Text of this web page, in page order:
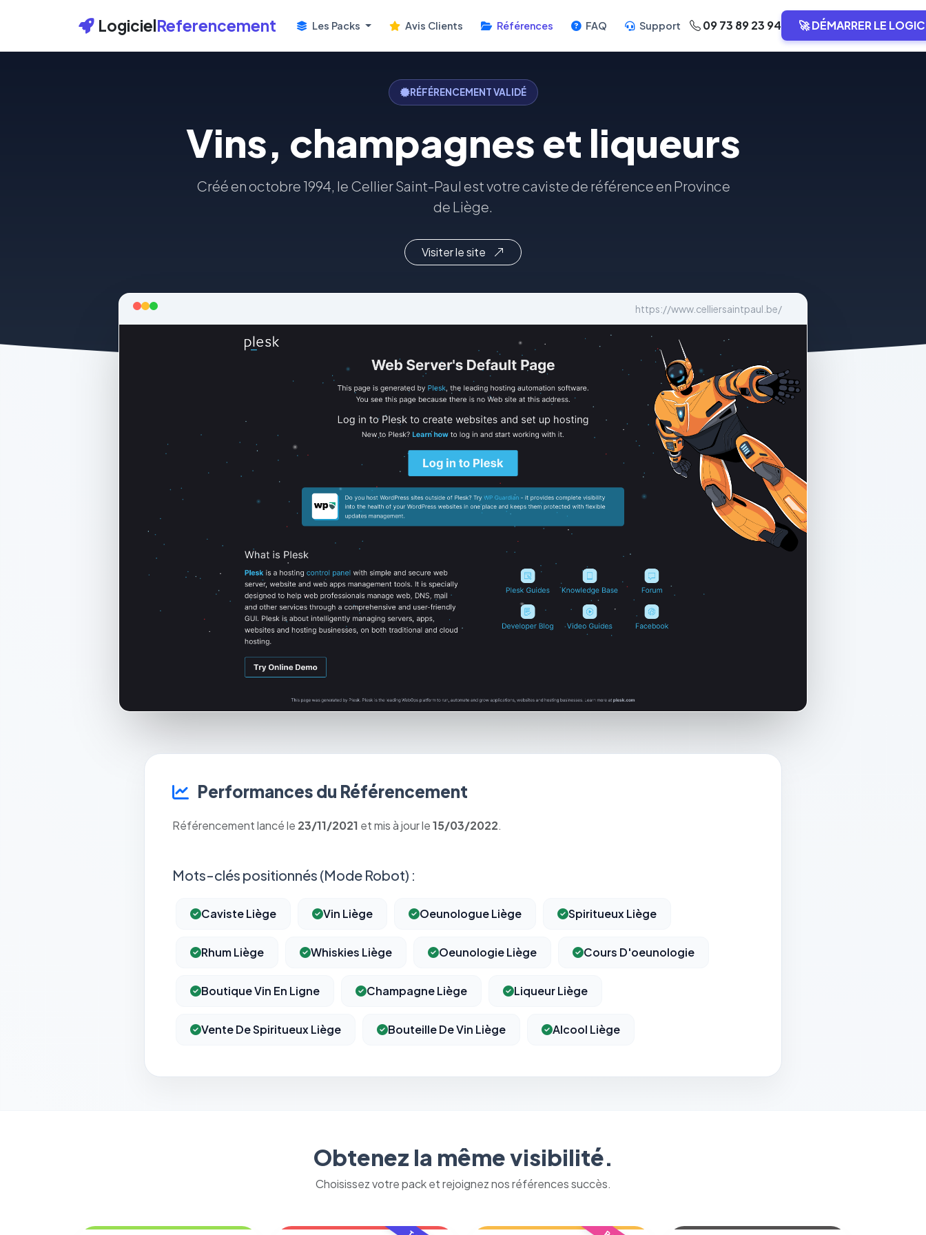
LogicielReferencement Les Packs Avis Clients Références FAQ Support 09 73 89 23 94 🚀 DÉMARRER LE
RÉFÉRENCEMENT VALIDÉ
Vins, champagnes et liqueurs
Créé en octobre 1994, le Cellier Saint-Paul est votre caviste de référence en Province
de Liège.
Visiter le site
https://www.celliersaintpaul.be/
Performances du Référencement
Référencement lancé le 23/11/2021 et mis à jour le15/03/2022.
Mots-clés positionnés (Mode Robot) :
Caviste Liège Vin Liège Oeunologue Liège Spiritueux Liège
Rhum Liège Whiskies Liège Oeunologie Liège Cours D'oeunologie
Boutique Vin En Ligne Champagne Liège Liqueur Liège
Vente De Spiritueux Liège Bouteille De Vin Liège Alcool Liège
Obtenez la même visibilité.
Choisissez votre pack et rejoignez nos références succès.
Cookies essentiels TOUJOURS ACTIF
mémorisation de vos choix de consentement. Ils ne peuvent